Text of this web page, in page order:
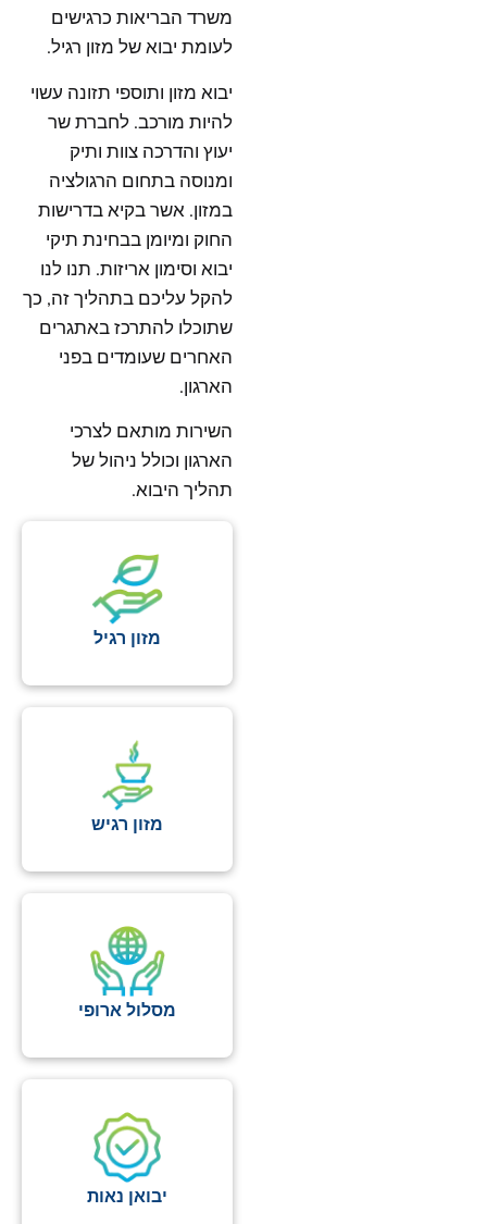
משרד הבריאות כרגישים
לעומת יבוא של מזון רגיל.
יבוא מזון ותוספי תזונה עשוי
להיות מורכב. לחברת שר
יעוץ והדרכה צוות ותיק
ומנוסה בתחום הרגולציה
במזון. אשר בקיא בדרישות
החוק ומיומן בבחינת תיקי
יבוא וסימון אריזות. תנו לנו
להקל עליכם בתהליך זה, כך
שתוכלו להתרכז באתגרים
האחרים שעומדים בפני
הארגון.
השירות מותאם לצרכי
הארגון וכולל ניהול של
תהליך היבוא.
מזון רגיל
מזון רגיש
מסלול ארופי
יבואן נאות